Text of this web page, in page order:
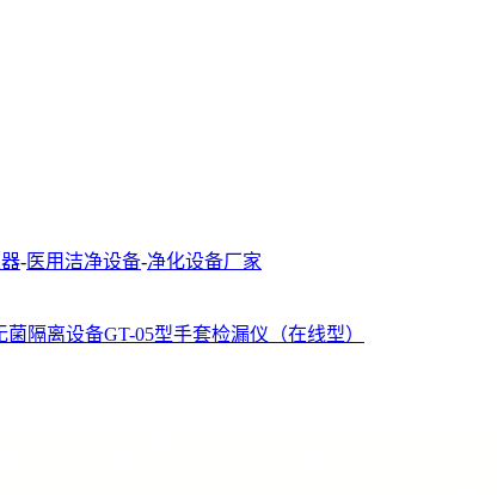
-医用洁净设备-净化设备厂家
菌隔离设备GT-05型手套检漏仪（在线型）